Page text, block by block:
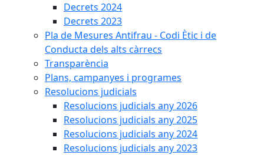
Decrets 2024
Decrets 2023
Pla de Mesures Antifrau - Codi Ètic i de
Conducta dels alts càrrecs
Transparència
Plans, campanyes i programes
Resolucions judicials
Resolucions judicials any 2026
Resolucions judicials any 2025
Resolucions judicials any 2024
Resolucions judicials any 2023